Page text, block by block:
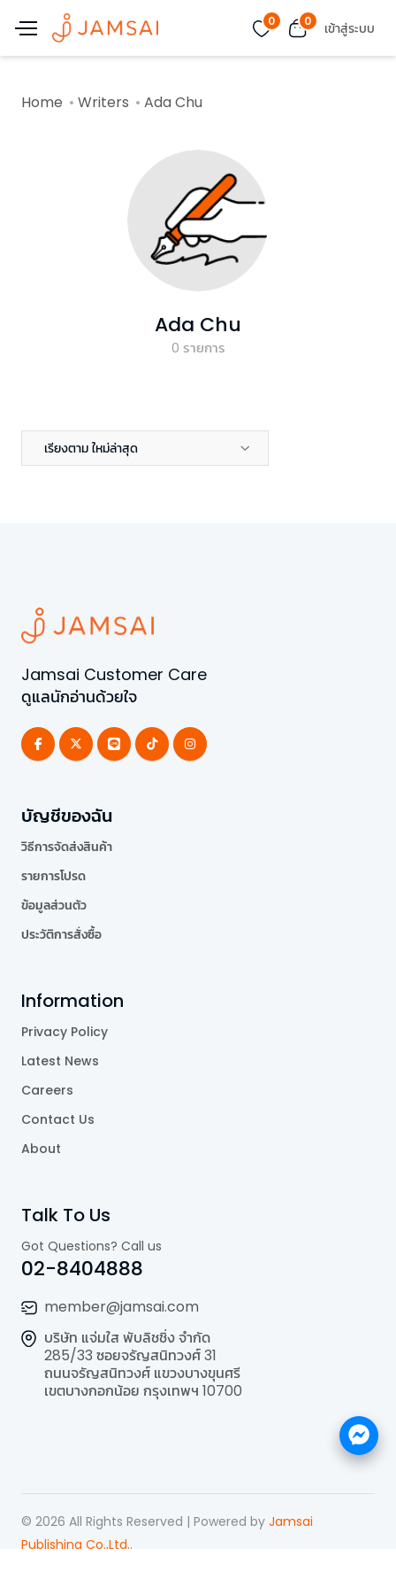
0 0 เข้าสู่ระบบ
Home Writers Ada Chu
Ada Chu
0 รายการ
เรียงตาม ใหม่ล่าสุด
Jamsai Customer Care
ดูแลนักอ่านด้วยใจ
บัญชีของฉัน
วิธีการจัดส่งสินค้า
รายการโปรด
ข้อมูลส่วนตัว
ประวัติการสั่งซื้อ
Information
Privacy Policy
Latest News
Careers
Contact Us
About
Talk To Us
Got Questions? Call us
02-8404888
member@jamsai.com
บริษัท แจ่มใส พับลิชชิ่ง จำกัด
285/33 ซอยจรัญสนิทวงศ์ 31
ถนนจรัญสนิทวงศ์ แขวงบางขุนศรี
เขตบางกอกน้อย กรุงเทพฯ 10700
© 2026 All Rights Reserved | Powered by Jamsai
Publishing Co.,Ltd..